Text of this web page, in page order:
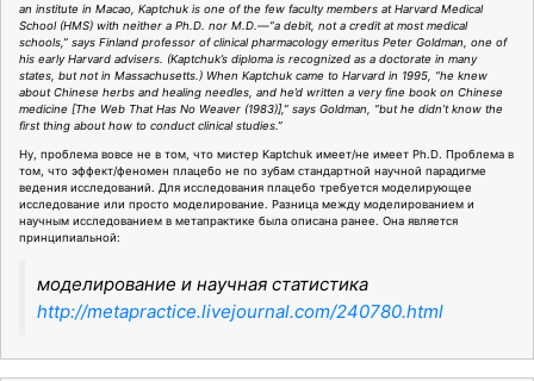
an institute in Macao, Kaptchuk is one of the few faculty members at Harvard Medical
School (HMS) with neither a Ph.D. nor M.D.—“a debit, not a credit at most medical
schools,” says Finland professor of clinical pharmacology emeritus Peter Goldman, one of
his early Harvard advisers. (Kaptchuk’s diploma is recognized as a doctorate in many
states, but not in Massachusetts.) When Kaptchuk came to Harvard in 1995, “he knew
about Chinese herbs and healing needles, and he’d written a very fine book on Chinese
medicine [The Web That Has No Weaver (1983)],” says Goldman, “but he didn’t know the
first thing about how to conduct clinical studies.”
Ну, проблема вовсе не в том, что мистер Kaptchuk имеет/не имеет Ph.D. Проблема в
том, что эффект/феномен плацебо не по зубам стандартной научной парадигме
ведения исследований. Для исследования плацебо требуется моделирующее
исследование или просто моделирование. Разница между моделированием и
научным исследованием в метапрактике была описана ранее. Она является
принципиальной:
моделирование и научная статистика
http://metapractice.livejournal.com/240780.html